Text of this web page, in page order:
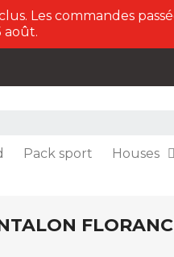
Les commandes
août.
Pack sport Houses